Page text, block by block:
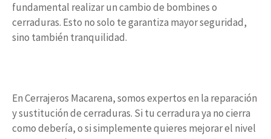
fundamental realizar un cambio de bombines o
cerraduras. Esto no solo te garantiza mayor seguridad,
sino también tranquilidad.
En Cerrajeros Macarena, somos expertos en la reparación
y sustitución de cerraduras. Si tu cerradura ya no cierra
como debería, o si simplemente quieres mejorar el nivel